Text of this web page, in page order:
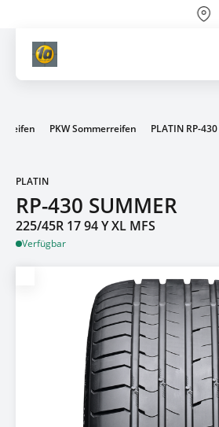
Über 700
Reifen PKW Sommerreifen PLATIN RP-
PLATIN
RP-430 SUMMER
225/45R 17 94 Y XL MFS
Verfügbar